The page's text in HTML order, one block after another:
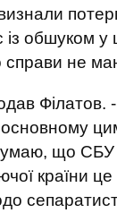
обшуком у
не
Філатов.
що
країни